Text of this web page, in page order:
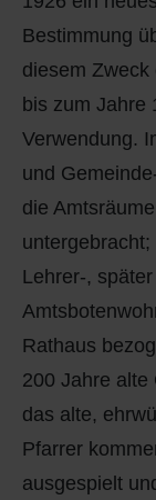
Bestimmung
diesem
bis zum Jahre
Verwendung.
und
die
Lehrer-,
Rathaus
200 Jahre alte
das alte,
Pfarrer
ausgespielt